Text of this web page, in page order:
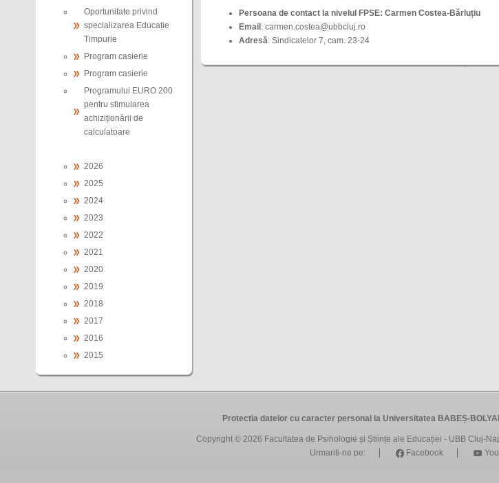
Oportunitate privind
specializarea Educație
Timpurie
Program casierie
Program casierie
Programului EURO 200
pentru stimularea
achiziționării de
calculatoare
2026
2025
2024
2023
2022
2021
2020
2019
2018
2017
2016
2015
Persoana de contact la nivelul FPSE: Carmen Costea-Bărluțiu
Email : carmen.costea@ubbcluj.ro
Adresă: Sindicatelor 7, cam. 23-24
Protectia datelor cu caracter personal la Universitatea BABEȘ-BOLYAI
Copyright © 2026 Facultatea de Psihologie și Științe ale Educației - UBB Cluj-
Urmariti-ne pe:
Facebook